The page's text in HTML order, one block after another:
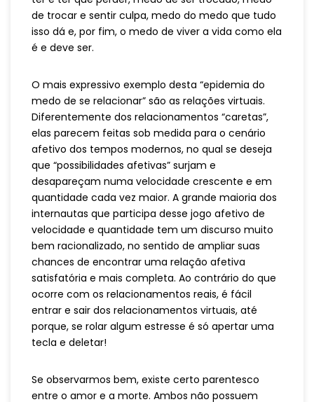
de trocar e sentir culpa, medo do medo que tudo
isso dá e, por fim, o medo de viver a vida como ela
é e deve ser.
O mais expressivo exemplo desta “epidemia do
medo de se relacionar” são as relações virtuais.
Diferentemente dos relacionamentos “caretas”,
elas parecem feitas sob medida para o cenário
afetivo dos tempos modernos, no qual se deseja
que “possibilidades afetivas” surjam e
desapareçam numa velocidade crescente e em
quantidade cada vez maior. A grande maioria dos
internautas que participa desse jogo afetivo de
velocidade e quantidade tem um discurso muito
bem racionalizado, no sentido de ampliar suas
chances de encontrar uma relação afetiva
satisfatória e mais completa. Ao contrário do que
ocorre com os relacionamentos reais, é fácil
entrar e sair dos relacionamentos virtuais, até
porque, se rolar algum estresse é só apertar uma
tecla e deletar!
Se observarmos bem, existe certo parentesco
entre o amor e a morte. Ambos não possuem